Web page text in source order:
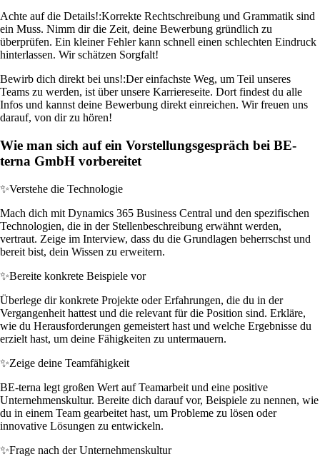
Achte auf die Details!:Korrekte Rechtschreibung und Grammatik sind
ein Muss. Nimm dir die Zeit, deine Bewerbung gründlich zu
überprüfen. Ein kleiner Fehler kann schnell einen schlechten Eindruck
hinterlassen. Wir schätzen Sorgfalt!
Bewirb dich direkt bei uns!:Der einfachste Weg, um Teil unseres
Teams zu werden, ist über unsere Karriereseite. Dort findest du alle
Infos und kannst deine Bewerbung direkt einreichen. Wir freuen uns
darauf, von dir zu hören!
Wie man sich auf ein Vorstellungsgespräch bei BE-
terna GmbH vorbereitet
✨Verstehe die Technologie
Mach dich mit Dynamics 365 Business Central und den spezifischen
Technologien, die in der Stellenbeschreibung erwähnt werden,
vertraut. Zeige im Interview, dass du die Grundlagen beherrschst und
bereit bist, dein Wissen zu erweitern.
✨Bereite konkrete Beispiele vor
Überlege dir konkrete Projekte oder Erfahrungen, die du in der
Vergangenheit hattest und die relevant für die Position sind. Erkläre,
wie du Herausforderungen gemeistert hast und welche Ergebnisse du
erzielt hast, um deine Fähigkeiten zu untermauern.
✨Zeige deine Teamfähigkeit
BE-terna legt großen Wert auf Teamarbeit und eine positive
Unternehmenskultur. Bereite dich darauf vor, Beispiele zu nennen, wie
du in einem Team gearbeitet hast, um Probleme zu lösen oder
innovative Lösungen zu entwickeln.
✨Frage nach der Unternehmenskultur